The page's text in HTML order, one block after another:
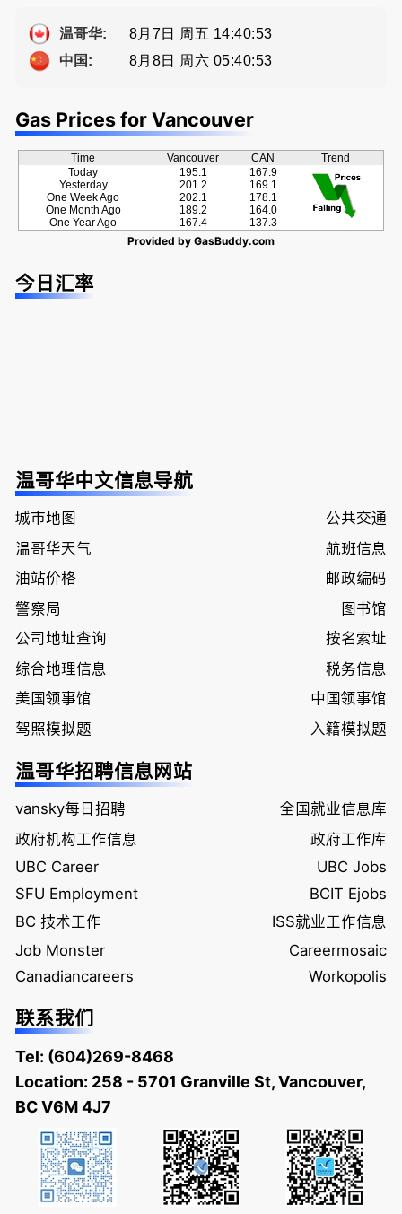
服务
恳的朋友
温哥华:
8月7日 周五 14:40:54
中国:
8月8日 周六 05:40:54
Gas Prices for Vancouver
Time Vancouver CAN
Trend
Today
Yesterday
One Week Ago
One Month Ago
One Year Ago
195.1
201.2
202.1
189.2
167.4
167.9
169.1
178.1
164.0
137.3
Provided by GasBuddy.com
今日汇率
温哥华中文信息导航
城市地图
公共交通
温哥华天气
航班信息
油站价格
邮政编码
警察局
图书馆
公司地址查询
按名索址
综合地理信息
税务信息
美国领事馆
中国领事馆
驾照模拟题
入籍模拟题
温哥华招聘信息网站
vansky每日招聘
全国就业信息库
政府机构工作信息
政府工作库
UBC Career
UBC Jobs
SFU Employment
BCIT Ejobs
BC 技术工作
ISS就业工作信息
Job Monster
Careermosaic
Canadiancareers
Workopolis
联系我们
Tel: (604)269-8468
Location: 258 - 5701 Granville St, Vancouver,
BC V6M 4J7